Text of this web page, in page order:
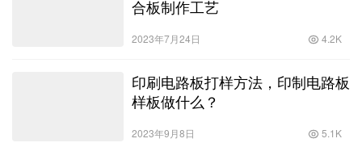
合板制作工艺
2023年7月24日 4.2K
印刷电路板打样方法，印制电路板
样板做什么？
2023年9月8日 5.1K